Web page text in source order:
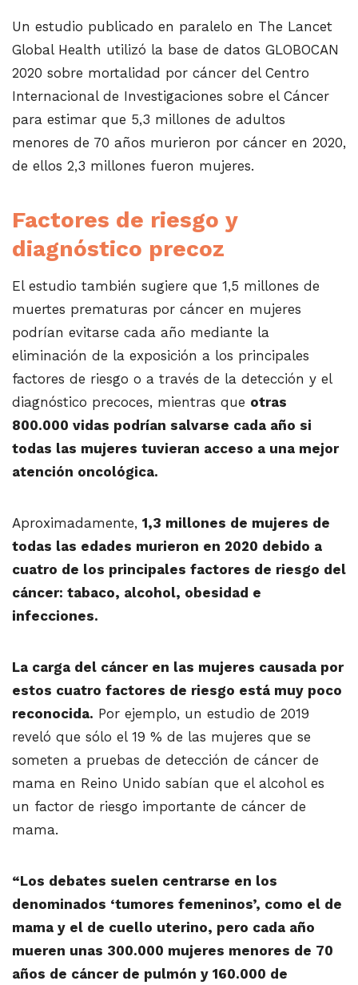
Un estudio publicado en paralelo en The Lancet
Global Health utilizó la base de datos GLOBOCAN
2020 sobre mortalidad por cáncer del Centro
Internacional de Investigaciones sobre el Cáncer
para estimar que 5,3 millones de adultos
menores de 70 años murieron por cáncer en 2020,
de ellos 2,3 millones fueron mujeres.
Factores de riesgo y
diagnóstico precoz
El estudio también sugiere que 1,5 millones de
muertes prematuras por cáncer en mujeres
podrían evitarse cada año mediante la
eliminación de la exposición a los principales
factores de riesgo o a través de la detección y el
diagnóstico precoces, mientras que otras
800.000 vidas podrían salvarse cada año si
todas las mujeres tuvieran acceso a una mejor
atención oncológica.
Aproximadamente, 1,3 millones de mujeres de
todas las edades murieron en 2020 debido a
cuatro de los principales factores de riesgo del
cáncer: tabaco, alcohol, obesidad e
infecciones.
La carga del cáncer en las mujeres causada por
estos cuatro factores de riesgo está muy poco
reconocida. Por ejemplo, un estudio de 2019
reveló que sólo el 19 % de las mujeres que se
someten a pruebas de detección de cáncer de
mama en Reino Unido sabían que el alcohol es
un factor de riesgo importante de cáncer de
mama.
“Los debates suelen centrarse en los
denominados ‘tumores femeninos’, como el de
mama y el de cuello uterino, pero cada año
mueren unas 300.000 mujeres menores de 70
años de cáncer de pulmón y 160.000 de